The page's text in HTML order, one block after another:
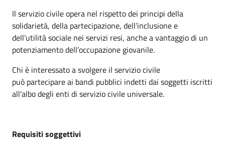
Il servizio civile opera nel rispetto dei principi della
solidarietà, della partecipazione, dell’inclusione e
dell’utilità sociale nei servizi resi, anche a vantaggio di un
potenziamento dell’occupazione giovanile.
Chi è interessato a svolgere il servizio civile
può partecipare ai bandi pubblici indetti dai soggetti iscritti
all'albo degli enti di servizio civile universale.
Requisiti soggettivi